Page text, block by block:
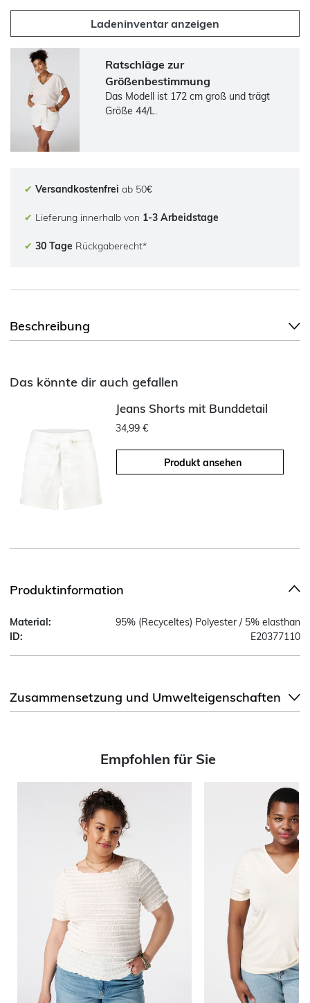
Ladeninventar anzeigen
Ratschläge zur
Größenbestimmung
Das Modell ist 172 cm groß und trägt
Größe 44/L.
✔ Versandkostenfrei ab 50€
✔ Lieferung innerhalb von 1-3 Arbeidstage
✔ 30 Tage Rückgaberecht*
Beschreibung
Das könnte dir auch gefallen
Jeans Shorts mit Bunddetail
34,99 €
Produkt ansehen
Produktinformation
Material:
95% (Recyceltes) Polyester / 5% elasthan
ID:
E20377110
Zusammensetzung und Umwelteigenschaften
Empfohlen für Sie